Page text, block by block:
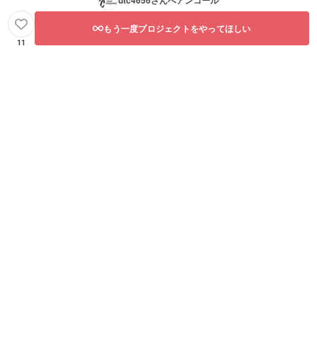
11
もう一度プロジェクトをやってほしい